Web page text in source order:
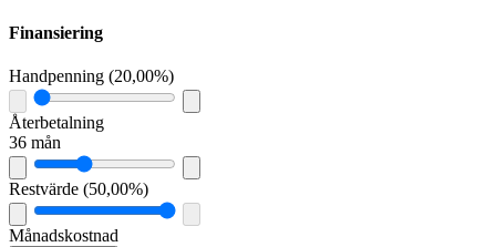
Finansiering
Handpenning (20,00%)
Återbetalning
36 mån
Restvärde (50,00%)
Månadskostnad